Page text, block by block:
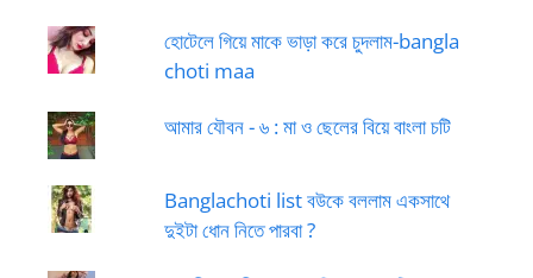
হোটেলে গিয়ে মাকে ভাড়া করে চুদলাম-bangla
choti maa
আমার যৌবন - ৬ : মা ও ছেলের বিয়ে বাংলা চটি
Banglachoti list বউকে বললাম একসাথে
দুইটা ধোন নিতে পারবা ?